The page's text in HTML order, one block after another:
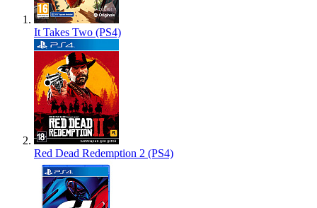
It Takes Two (PS4)
Red Dead Redemption 2 (PS4)